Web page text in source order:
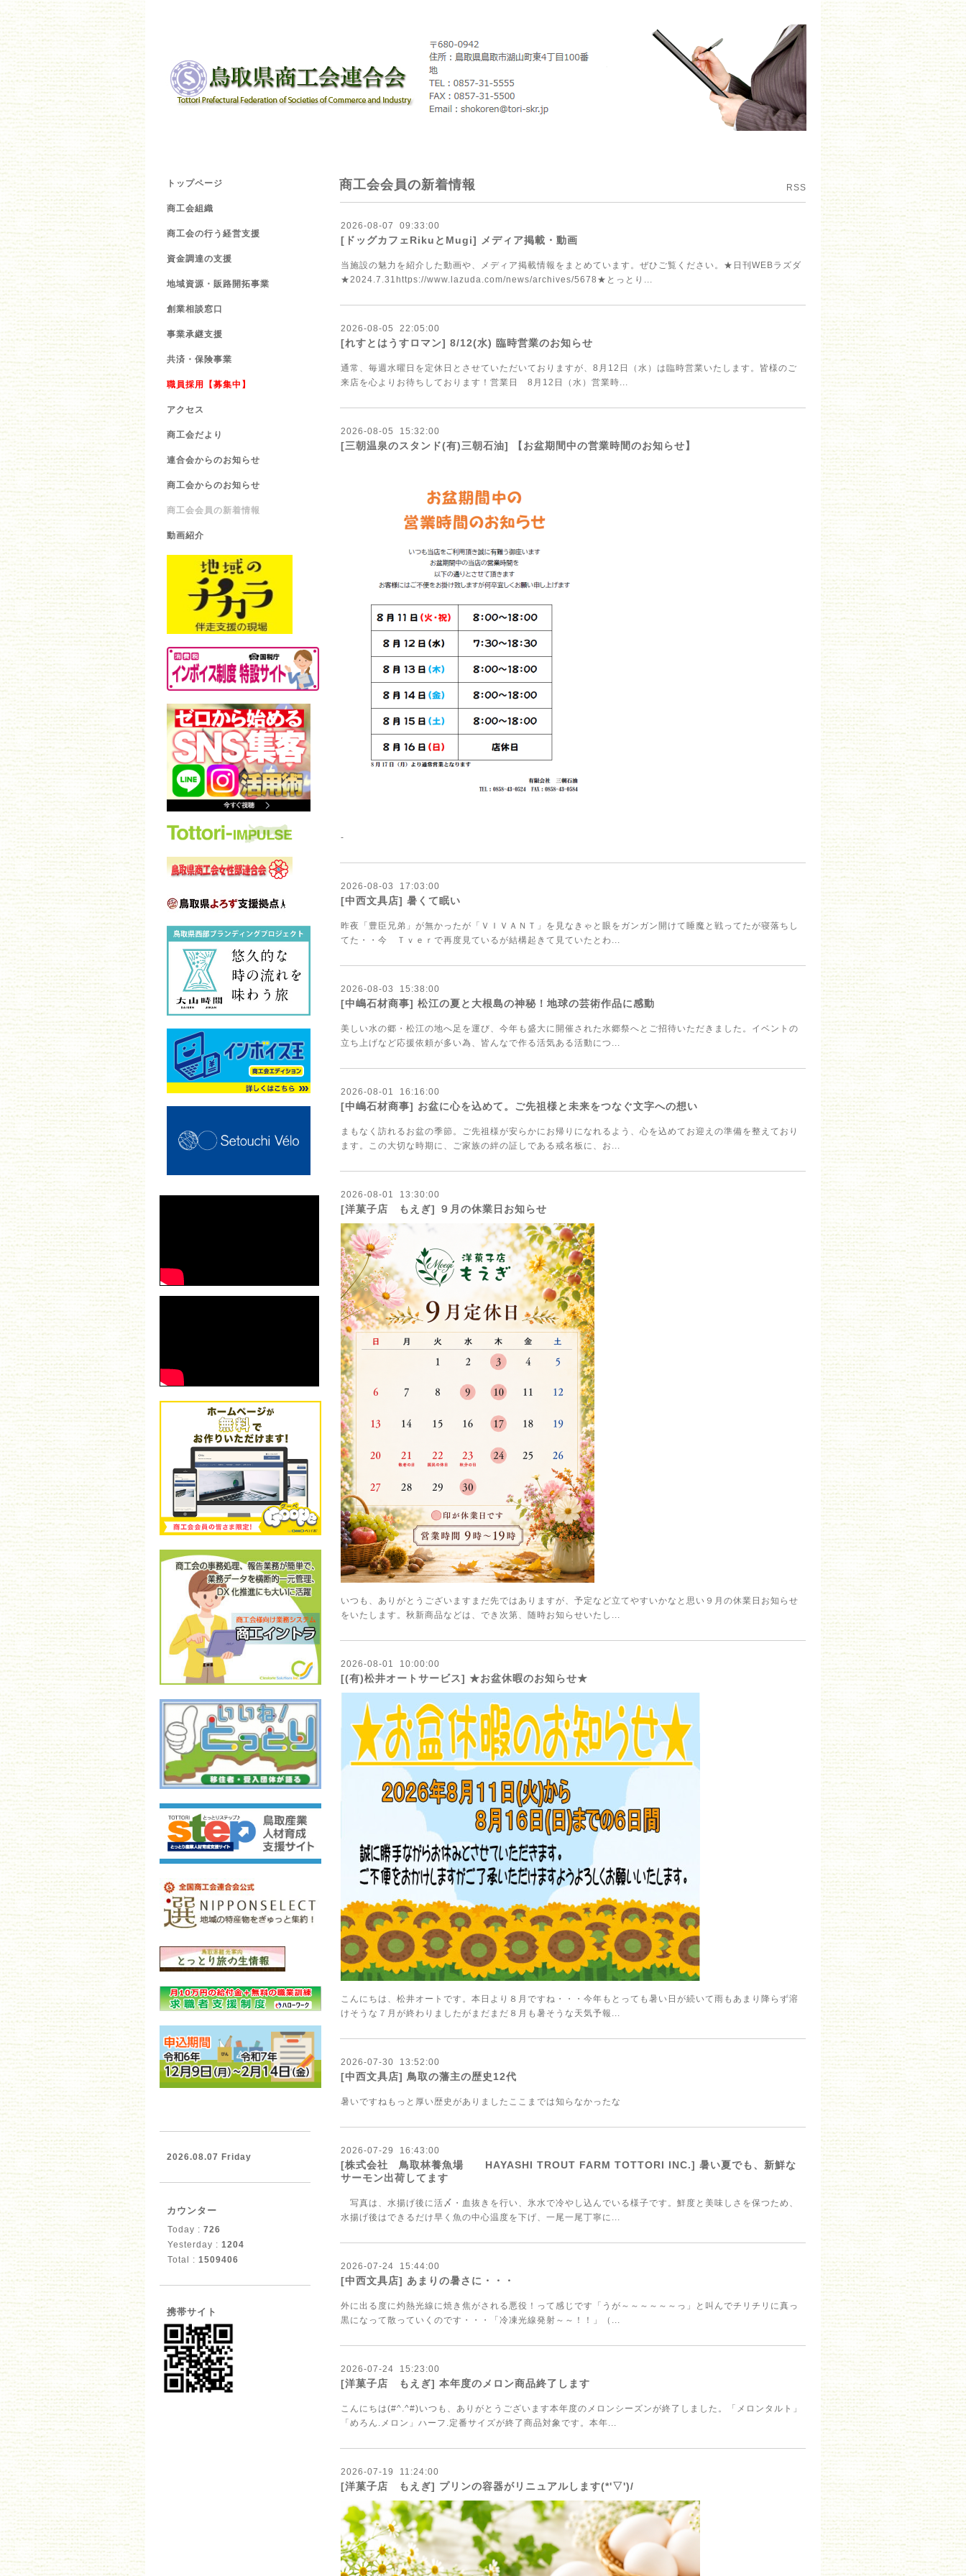
商工会会員の新着情報 RSS
2026-08-07 09:33:00
[ドッグカフェRikuとMugi] メディア掲載・動画
当施設の魅力を紹介した動画や、メディア掲載情報をまとめています。ぜひご覧ください。★日刊WEBラズダ
★2024.7.31https://www.lazuda.com/news/archives/5678★とっとり...
2026-08-05 22:05:00
[れすとはうすロマン] 8/12(水) 臨時営業のお知らせ
通常、毎週水曜日を定休日とさせていただいておりますが、8月12日（水）は臨時営業いたします。皆様のご
来店を心よりお待ちしております！営業日 8月12日（水）営業時...
2026-08-05 15:32:00
[三朝温泉のスタンド(有)三朝石油] 【お盆期間中の営業時間のお知らせ】
-
2026-08-03 17:03:00
[中西文具店] 暑くて眠い
昨夜「豊臣兄弟」が無かったが「ＶＩＶＡＮＴ」を見なきゃと眼をガンガン開けて睡魔と戦ってたが寝落ちし
てた・・今 Ｔｖｅｒで再度見ているが結構起きて見ていたとわ...
2026-08-03 15:38:00
[中嶋石材商事] 松江の夏と大根島の神秘！地球の芸術作品に感動
美しい水の郷・松江の地へ足を運び、今年も盛大に開催された水郷祭へとご招待いただきました。イベントの
立ち上げなど応援依頼が多い為、皆んなで作る活気ある活動につ...
2026-08-01 16:16:00
[中嶋石材商事] お盆に心を込めて。ご先祖様と未来をつなぐ文字への想い
まもなく訪れるお盆の季節。ご先祖様が安らかにお帰りになれるよう、心を込めてお迎えの準備を整えており
ます。この大切な時期に、ご家族の絆の証しである戒名板に、お...
2026-08-01 13:30:00
[洋菓子店 もえぎ] ９月の休業日お知らせ
いつも、ありがとうございますまだ先ではありますが、予定など立てやすいかなと思い９月の休業日お知らせ
をいたします。秋新商品などは、でき次第、随時お知らせいたし...
2026-08-01 10:00:00
[(有)松井オートサービス] ★お盆休暇のお知らせ★
こんにちは、松井オートです。本日より８月ですね・・・今年もとっても暑い日が続いて雨もあまり降らず溶
けそうな７月が終わりましたがまだまだ８月も暑そうな天気予報...
2026-07-30 13:52:00
[中西文具店] 鳥取の藩主の歴史12代
暑いですねもっと厚い歴史がありましたここまでは知らなかったな
2026-07-29 16:43:00
[株式会社 鳥取林養魚場 HAYASHI TROUT FARM TOTTORI INC.] 暑い夏でも、新鮮な
サーモン出荷してます
写真は、水揚げ後に活〆・血抜きを行い、氷水で冷やし込んでいる様子です。鮮度と美味しさを保つため、
水揚げ後はできるだけ早く魚の中心温度を下げ、一尾一尾丁寧に...
2026-07-24 15:44:00
[中西文具店] あまりの暑さに・・・
外に出る度に灼熱光線に焼き焦がされる悪役！って感じです「うが～～～～～～っ」と叫んでチリチリに真っ
黒になって散っていくのです・・・「冷凍光線発射～～！！」（...
2026-07-24 15:23:00
[洋菓子店 もえぎ] 本年度のメロン商品終了します
こんにちは(#^.^#)いつも、ありがとうございます本年度のメロンシーズンが終了しました。「メロンタルト」
「めろん.メロン」ハーフ.定番サイズが終了商品対象です。本年...
2026-07-19 11:24:00
[洋菓子店 もえぎ] プリンの容器がリニュアルします(*'▽')/
トップページ
商工会組織
商工会の行う経営支援
資金調達の支援
地域資源・販路開拓事業
創業相談窓口
事業承継支援
共済・保険事業
職員採用【募集中】
アクセス
商工会だより
連合会からのお知らせ
商工会からのお知らせ
商工会会員の新着情報
動画紹介
2026.08.07 Friday
カウンター
Today : 726
Yesterday : 1204
Total : 1509406
携帯サイト